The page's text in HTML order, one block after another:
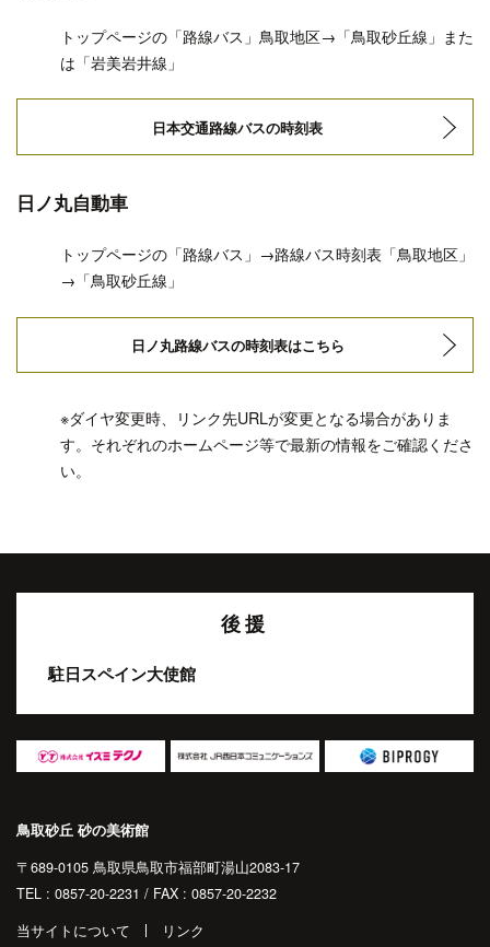
トップページの「路線バス」鳥取地区→「鳥取砂丘線」また
は「岩美岩井線」
日本交通路線バスの時刻表
日ノ丸自動車
トップページの「路線バス」→路線バス時刻表「鳥取地区」
→「鳥取砂丘線」
日ノ丸路線バスの時刻表はこちら
※ダイヤ変更時、リンク先URLが変更となる場合がありま
す。それぞれのホームページ等で最新の情報をご確認くださ
い。
後援
駐日スペイン大使館
鳥取砂丘 砂の美術館
〒689-0105 鳥取県鳥取市福部町湯山2083-17
TEL : 0857-20-2231 / FAX : 0857-20-2232
当サイトについて
リンク